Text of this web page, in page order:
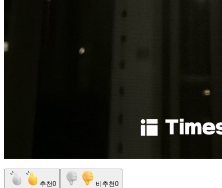
추천0 비추천0